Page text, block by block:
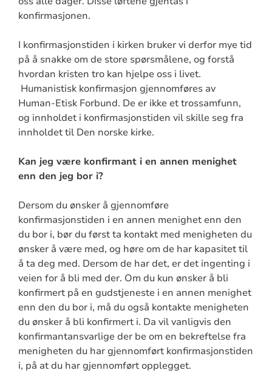
konfirmasjonen.
I konfirmasjonstiden i kirken bruker vi derfor mye tid
på å snakke om de store spørsmålene, og forstå
hvordan kristen tro kan hjelpe oss i livet.
Humanistisk konfirmasjon gjennomføres av
Human-Etisk Forbund. De er ikke et trossamfunn,
og innholdet i konfirmasjonstiden vil skille seg fra
innholdet til Den norske kirke.
Kan jeg være konfirmant i en annen menighet
enn den jeg bor i?
Dersom du ønsker å gjennomføre
konfirmasjonstiden i en annen menighet enn den
du bor i, bør du først ta kontakt med menigheten du
ønsker å være med, og høre om de har kapasitet til
å ta deg med. Dersom de har det, er det ingenting i
veien for å bli med der. Om du kun ønsker å bli
konfirmert på en gudstjeneste i en annen menighet
enn den du bor i, må du også kontakte menigheten
du ønsker å bli konfirmert i. Da vil vanligvis den
konfirmantansvarlige der be om en bekreftelse fra
menigheten du har gjennomført konfirmasjonstiden
i, på at du har gjennomført opplegget.